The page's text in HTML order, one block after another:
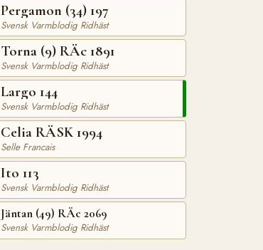
Pergamon (34) 197
Svensk Varmblodig Ridhäst
Torna (9) RÄc 1891
Svensk Varmblodig Ridhäst
Largo 144
Svensk Varmblodig Ridhäst
Celia RÄSK 1994
Selle Francais
Ito 113
Svensk Varmblodig Ridhäst
Jäntan (49) RÄc 2069
Svensk Varmblodig Ridhäst